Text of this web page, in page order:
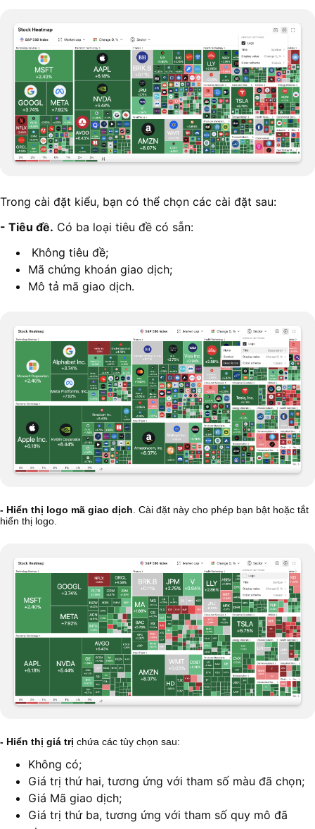
Trong cài đặt kiểu, bạn có thể chọn các cài đặt sau:
- Tiêu đề. Có ba loại tiêu đề có sẵn:
Không tiêu đề;
Mã chứng khoán giao dịch;
Mô tả mã giao dịch.
- Hiển thị logo mã giao dịch. Cài đặt này cho phép bạn bật hoặc tắt
hiển thị logo.
- Hiển thị giá trị chứa các tùy chọn sau:
Không có;
Giá trị thứ hai, tương ứng với tham số màu đã chọn;
Giá Mã giao dịch;
Giá trị thứ ba, tương ứng với tham số quy mô đã